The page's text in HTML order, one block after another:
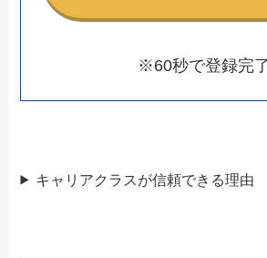
※60秒で登録完
キャリアクラスが信頼できる理由